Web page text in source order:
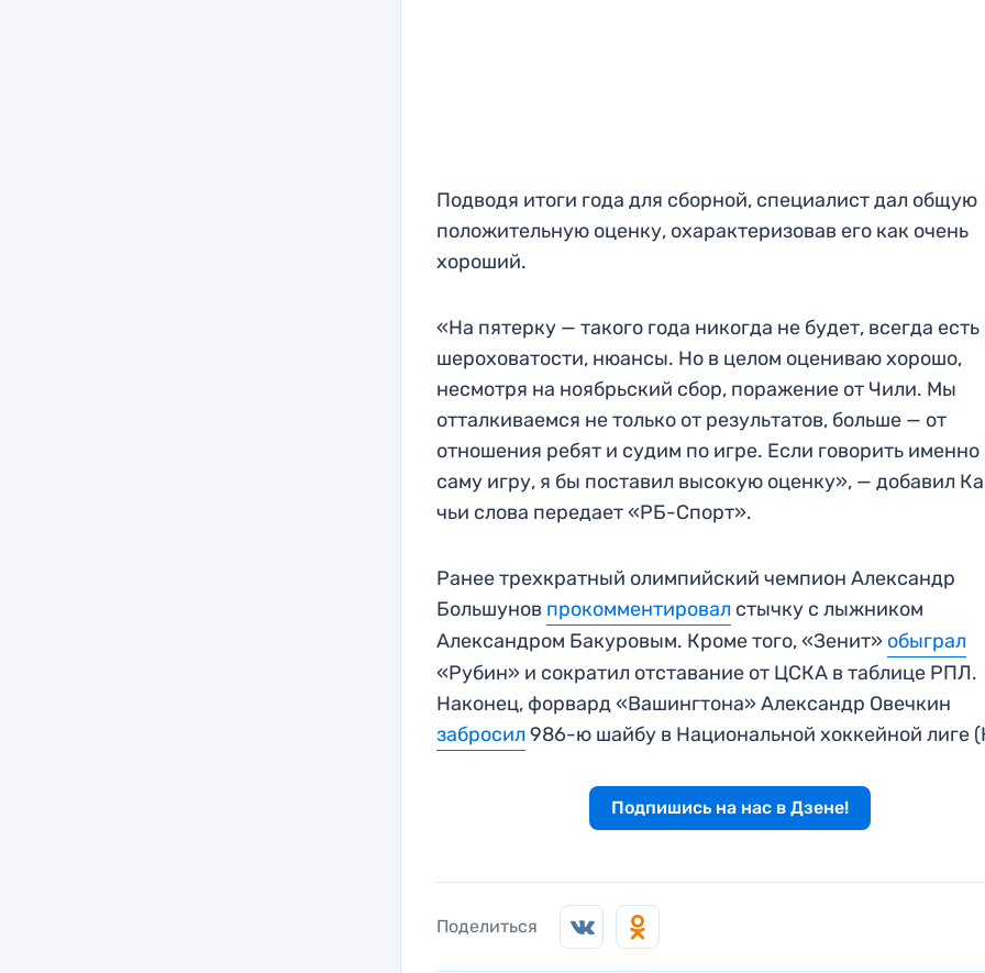
Подводя итоги года для сборной, специалист дал общую
положительную оценку, охарактеризовав его как очень
хороший.
«На пятерку — такого года никогда не будет, всегда есть
шероховатости, нюансы. Но в целом оцениваю хорошо,
несмотря на ноябрьский сбор, поражение от Чили. Мы
отталкиваемся не только от результатов, больше — от
отношения ребят и судим по игре. Если говорить
саму игру, я бы поставил высокую оценку», — добавил
чьи слова передает «РБ-Спорт».
Ранее трехкратный олимпийский чемпион Александр
Большунов прокомментировал стычку с лыжником
Александром Бакуровым. Кроме того, «Зенит» обыграл
«Рубин» и сократил отставание от ЦСКА в таблице РПЛ.
Наконец, форвард «Вашингтона» Александр Овечкин
забросил986-ю шайбу в Национальной хоккейной лиге
Подпишись на нас в Дзене!
Поделиться